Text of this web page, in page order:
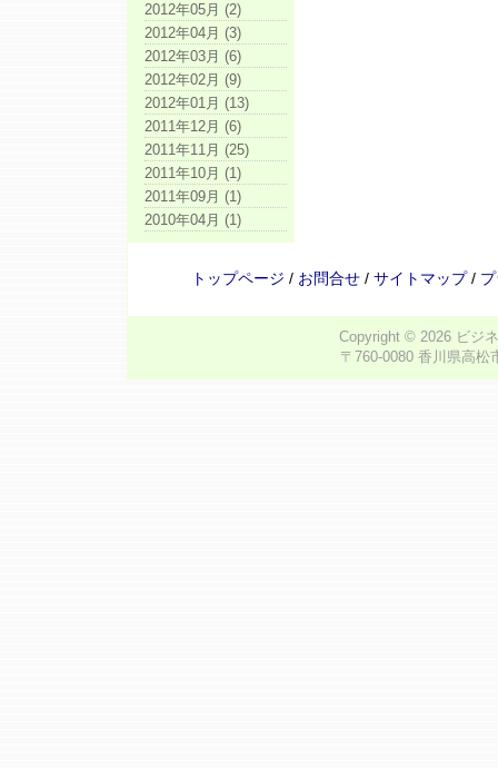
2012年05月 (2)
2012年04月 (3)
2012年03月 (6)
2012年02月 (9)
2012年01月 (13)
2011年12月 (6)
2011年11月 (25)
2011年10月 (1)
2011年09月 (1)
2010年04月 (1)
トップページ / お問合せ / サイトマップ/
Copyright © 2026 ビジ
〒760-0080 香川県高松